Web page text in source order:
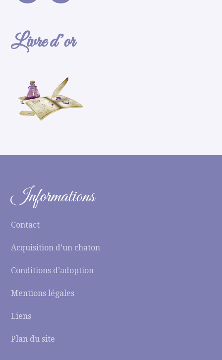
Livre d’or
Informations
Contact
Acquisition d’un chaton
Conditions d’adoption
Mentions légales
Liens
Plan du site